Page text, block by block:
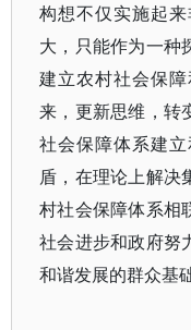
构想不仅实施起
大，只能作为一种
建立农村社会保
来，更新思维，转
社会保障体系建
盾，在理论上解决
村社会保障体系相
社会进步和政府努
和谐发展的群众基